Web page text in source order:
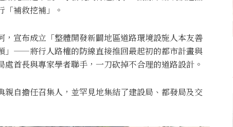
「補救挖補」。
宣布成立「整體開發新闢地區道路環境設施人本友善
」——將行人路權的防線直接推回最起初的都市計畫與
首長與專家學者聯手，一刀砍掉不合理的道路設計。
自擔任召集人，並罕見地集結了建設局、都發局及交